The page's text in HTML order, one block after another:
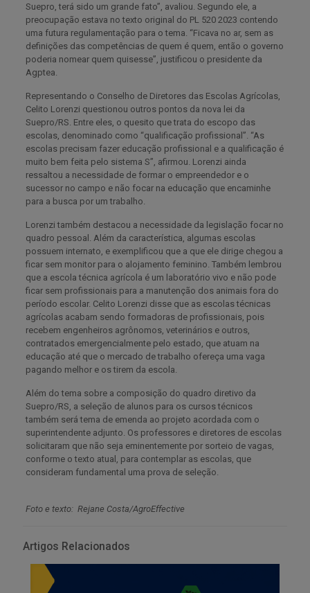
Suepro, terá sido um grande fato”, avaliou. Segundo ele, a
preocupação estava no texto original do PL 520 2023 contendo
uma futura regulamentação para o tema. “Ficava no ar, sem as
definições das competências de quem é quem, então o governo
poderia nomear quem quisesse”, justificou o presidente da
Agptea.
Representando o Conselho de Diretores das Escolas Agrícolas,
Celito Lorenzi questionou outros pontos da nova lei da
Suepro/RS. Entre eles, o quesito que trata do escopo das
escolas, denominado como “qualificação profissional”. “As
escolas precisam fazer educação profissional e a qualificação é
muito bem feita pelo sistema S”, afirmou. Lorenzi ainda
ressaltou a necessidade de formar o empreendedor e o
sucessor no campo e não focar na educação que encaminhe
para a busca por um trabalho.
Lorenzi também destacou a necessidade da legislação focar no
quadro pessoal. Além da característica, algumas escolas
possuem internato, e exemplificou que a que ele dirige chegou a
ficar sem monitor para o alojamento feminino. Também lembrou
que a escola técnica agrícola é um laboratório vivo e não pode
ficar sem profissionais para a manutenção dos animais fora do
período escolar. Celito Lorenzi disse que as escolas técnicas
agrícolas acabam sendo formadoras de profissionais, pois
recebem engenheiros agrônomos, veterinários e outros,
contratados emergencialmente pelo estado, que atuam na
educação até que o mercado de trabalho ofereça uma vaga
pagando melhor e os tirem da escola.
Além do tema sobre a composição do quadro diretivo da
Suepro/RS, a seleção de alunos para os cursos técnicos
também será tema de emenda ao projeto acordada com o
superintendente adjunto. Os professores e diretores de escolas
solicitaram que não seja eminentemente por sorteio de vagas,
conforme o texto atual, para contemplar as escolas, que
consideram fundamental uma prova de seleção.
Foto e texto: Rejane Costa/AgroEffective
Artigos Relacionados